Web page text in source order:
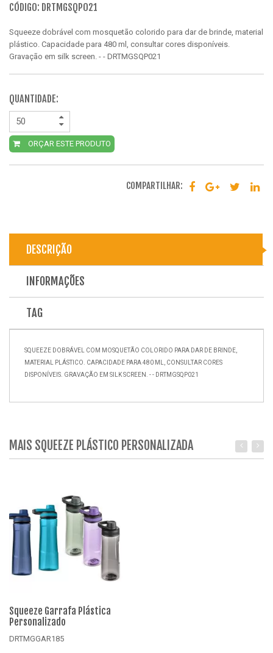
CÓDIGO: DRTMGSQP021
Squeeze dobrável com mosquetão colorido para dar de brinde, material
plástico. Capacidade para 480 ml, consultar cores disponíveis.
Gravação em silk screen. - - DRTMGSQP021
QUANTIDADE:
ORÇAR ESTE PRODUTO
COMPARTILHAR:
DESCRIÇÃO
INFORMAÇÕES
TAG
SQUEEZE DOBRÁVEL COM MOSQUETÃO COLORIDO PARA DAR DE BRINDE,
MATERIAL PLÁSTICO. CAPACIDADE PARA 480 ML, CONSULTAR CORES
DISPONÍVEIS. GRAVAÇÃO EM SILK SCREEN. - - DRTMGSQP021
MAIS SQUEEZE PLÁSTICO PERSONALIZADA
Squeeze Garrafa Plástica
Personalizado
DRTMGGAR185